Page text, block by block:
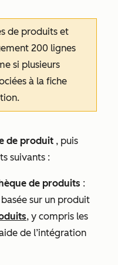
de produits et
200 lignes
si plusieurs
à la fiche
de produit , puis
suivants :
de produits :
sur un produit
, y compris les
de l’intégration